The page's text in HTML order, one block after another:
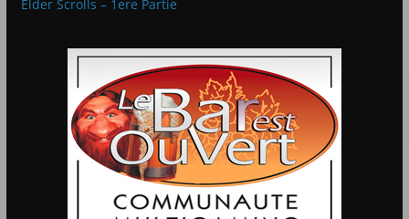
Elder Scrolls – 1ere Partie